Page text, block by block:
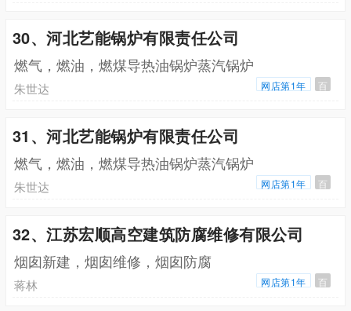
30、河北艺能锅炉有限责任公司
燃气，燃油，燃煤导热油锅炉蒸汽锅炉
朱世达 网店第1年 百
31、河北艺能锅炉有限责任公司
燃气，燃油，燃煤导热油锅炉蒸汽锅炉
朱世达 网店第1年 百
32、江苏宏顺高空建筑防腐维修有限公司
烟囱新建，烟囱维修，烟囱防腐
蒋林 网店第1年 百